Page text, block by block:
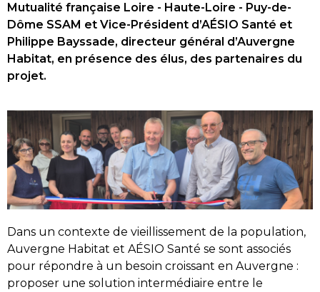
Mutualité française Loire - Haute-Loire - Puy-de-
Dôme SSAM et Vice-Président d’AÉSIO Santé et
Philippe Bayssade, directeur général d’Auvergne
Habitat, en présence des élus, des partenaires du
projet.
Dans un contexte de vieillissement de la population,
Auvergne Habitat et AÉSIO Santé se sont associés
pour répondre à un besoin croissant en Auvergne :
proposer une solution intermédiaire entre le